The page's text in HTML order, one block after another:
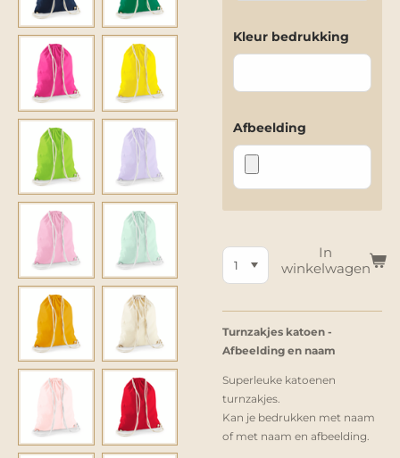
Kleur bedrukking
Afbeelding
In
winkelwagen
Turnzakjes katoen -
Afbeelding en naam
Superleuke katoenen
turnzakjes.
Kan je bedrukken met naam
of met naam en afbeelding.